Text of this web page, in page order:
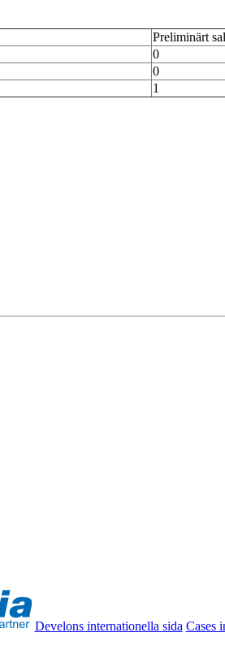
Preliminärt
0
0
1
Develons internationella sida Cases